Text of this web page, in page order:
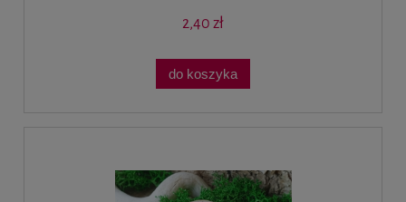
2,40 zł
do koszyka